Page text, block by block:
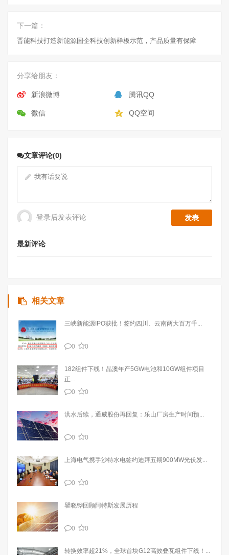
下一篇：
晋能科技打造新能源国企科技创新样板示范，产品质量有保障
分享给朋友：
新浪微博 腾讯QQ
微信 QQ空间
文章评论(0)
登录后发表评论
最新评论
相关文章
三峡新能源IPO获批！签约四川、云南两大百万千...
0 0
182组件下线！晶澳年产5GW电池和10GW组件项目
正...
0
0
洪水后续，通威股份再回复：乐山厂房生产时间预...
0 0
上海电气携手沙特水电签约迪拜五期900MW光伏发...
0 0
瞿晓铧回顾阿特斯发展历程
0 0
转换效率超21%，全球首块G12高效叠瓦组件下线！...